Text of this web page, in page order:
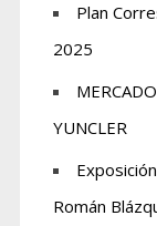
Plan
2025
YUNCLER
Román